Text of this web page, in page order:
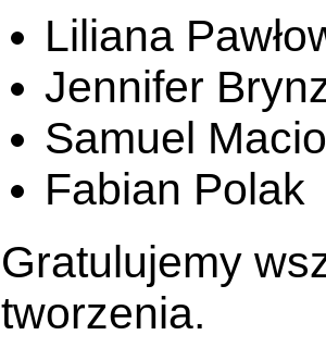
Liliana
Jennifer
Samuel
Fabian Polak
Gratulujemy
tworzenia.